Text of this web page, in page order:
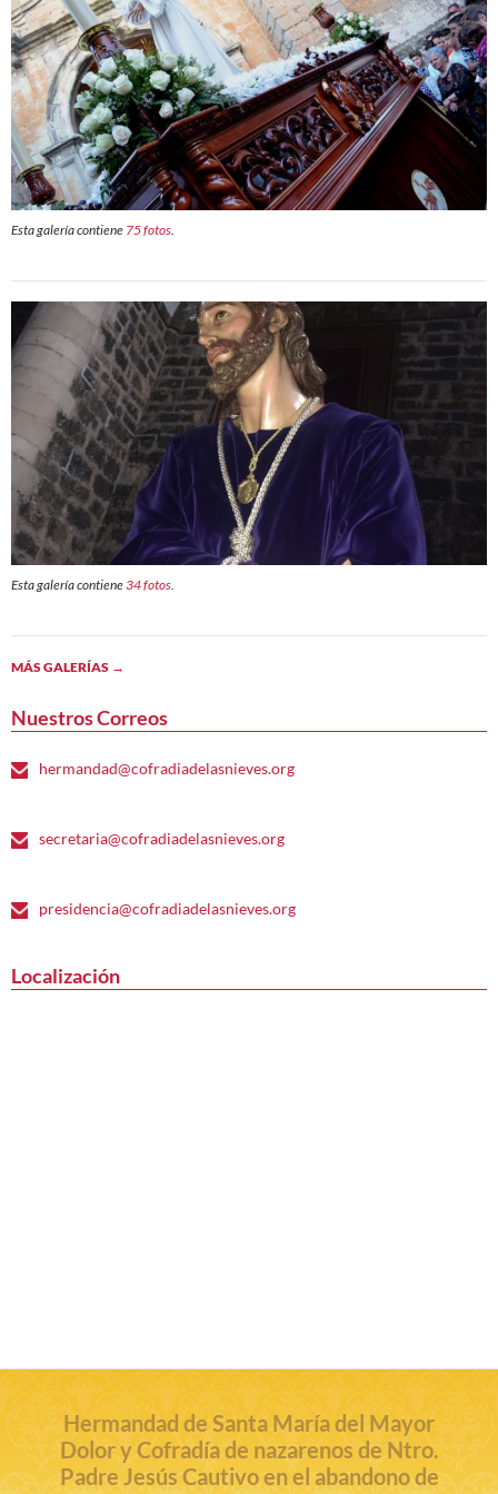
Esta galería contiene 75 fotos.
Esta galería contiene34 fotos.
MÁS GALERÍAS →
Nuestros Correos
hermandad@cofradiadelasnieves.org
secretaria@cofradiadelasnieves.org
presidencia@cofradiadelasnieves.org
Localización
Hermandad de Santa María del Mayor
Dolor y Cofradía de nazarenos de Ntro.
Padre Jesús Cautivo en el abandono de